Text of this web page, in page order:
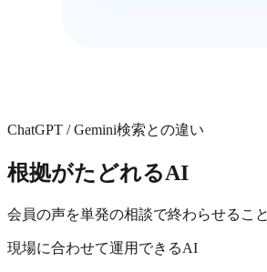
ChatGPT / Gemini検索との違い
根拠がたどれるAI
会員の声を単発の相談で終わらせるこ
現場に合わせて運用できるAI